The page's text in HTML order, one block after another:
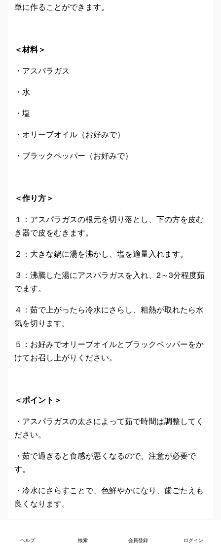
ヘルプ 検索 会員登録 ログイン
単に作ることができます。
＜材料＞
・アスパラガス
・水
・塩
・オリーブオイル（お好みで）
・ブラックペッパー（お好みで）
＜作り方＞
１：アスパラガスの根元を切り落とし、下の方を皮む
き器で皮をむきます。
２：大きな鍋に湯を沸かし、塩を適量入れます。
３：沸騰した湯にアスパラガスを入れ、2～3分程度茹
でます。
４：茹で上がったら冷水にさらし、粗熱が取れたら水
気を切ります。
５：お好みでオリーブオイルとブラックペッパーをか
けてお召し上がりください。
＜ポイント＞
・アスパラガスの太さによって茹で時間は調整してく
ださい。
・茹で過ぎると食感が悪くなるので、注意が必要で
す。
・冷水にさらすことで、色鮮やかになり、歯ごたえも
良くなります。
ーやマヨネーズ、ドレッシングなど、お好みの調味料